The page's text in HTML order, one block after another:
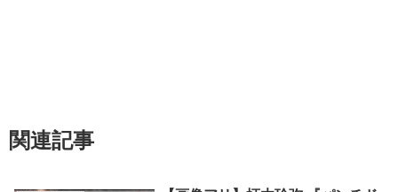
関連記事